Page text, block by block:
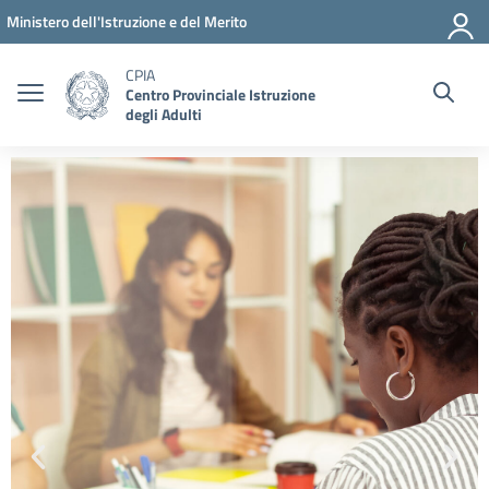
Vai ai contenuti
Vai al menu di navigazione
Vai al footer
Ministero dell'Istruzione e del Merito
CPIA
Centro Provinciale Istruzione
degli Adulti